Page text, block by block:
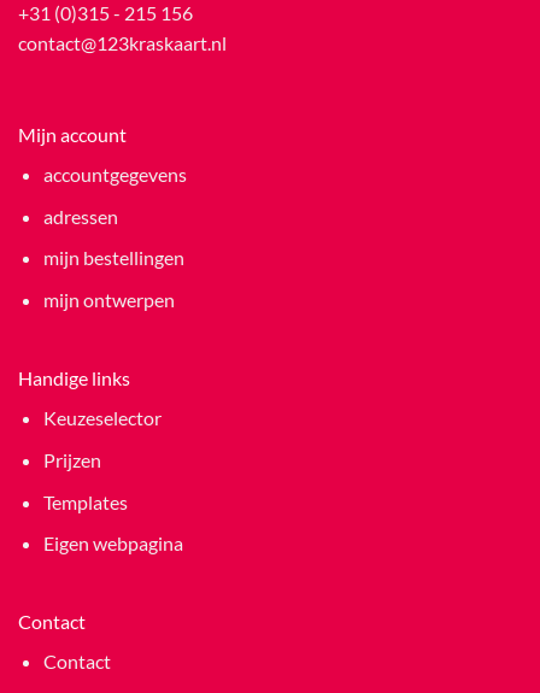
+31 (0)315 - 215 156
contact@123kraskaart.nl
Mijn account
accountgegevens
adressen
mijn bestellingen
mijn ontwerpen
Handige links
Keuzeselector
Prijzen
Templates
Eigen webpagina
Contact
Contact